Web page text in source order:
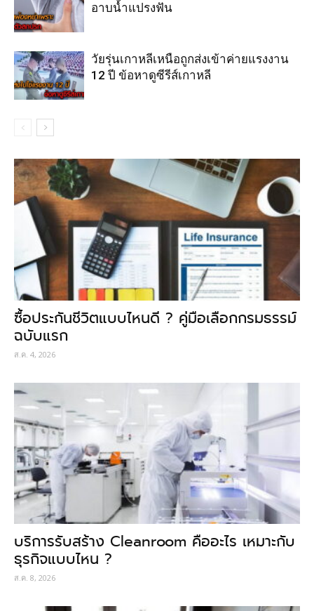
อาบน้ำแปรงฟัน
วัยรุ่นเกาหลีเหนือถูกส่งเข้าค่ายแรงงาน
12 ปี ข้อหาดูซีรีส์เกาหลี
ซื้อประกันชีวิตแบบไหนดี ? คู่มือเลือกกรมธรรม์
ฉบับแรก
ส.ค. 4, 2026
บริการรับสร้าง Cleanroom คืออะไร เหมาะกับ
ธุรกิจแบบไหน ?
ส.ค. 8, 2026